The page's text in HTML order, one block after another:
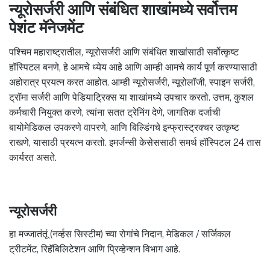
न्यूरोसर्जरी आणि संबंधित शाखांमध्ये सर्वोत्तम
पेशंट मॅनेजमेंट
पश्चिम महाराष्ट्रातील, न्यूरोसर्जरी आणि संबंधित शाखांसाठी सर्वोत्कृष्ट
हॉस्पिटल बनणे, हे आमचे ध्येय आहे आणि आम्ही आमचे कार्य पूर्ण करण्यासाठी
अहोरात्र प्रयत्न करत आहोत. आम्ही न्यूरोसर्जरी, न्यूरोलॉजी, स्पाइन सर्जरी,
ट्रॉमा सर्जरी आणि पेडियाट्रिक्स या शाखांमध्ये उपचार करतो. उत्तम, कुशल
कर्मचारी नियुक्त करणे, त्यांना सतत ट्रेनिंग देणे, जागतिक दर्जाची
बायोमेडिकल उपकरणे वापरणे, आणि बिल्डिंगचे इन्फ्रास्ट्रक्चर उत्कृष्ट
राखणे, यासाठी प्रयत्न करतो. इमर्जन्सी केसेससाठी समर्थ हॉस्पिटल 24 तास
कार्यरत असते.
न्यूरोसर्जरी
हा मज्जातंतूं (नर्व्हस सिस्टीम) च्या रोगांचे निदान, मेडिकल / सर्जिकल
ट्रीटमेंट, रिहॅबिलिटेशन आणि प्रिव्हेन्शन विभाग आहे.